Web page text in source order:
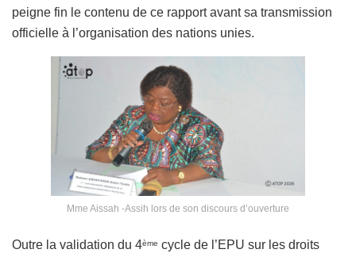
peigne fin le contenu de ce rapport avant sa transmission
officielle à l’organisation des nations unies.
Mme Aissah -Assih lors de son discours d’ouverture
Outre la validation du 4ème cycle de l’EPU sur les droits